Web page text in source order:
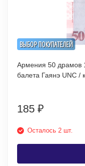
ВЫБОР ПОКУПАТЕЛЕЙ
Армения 50 драмов
балета Гаянэ UNC /
185 ₽
Осталось 2 шт.